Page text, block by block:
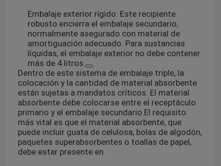
Embalaje exterior rígido: Este recipiente
robusto encierra el embalaje secundario,
normalmente asegurado con material de
amortiguación adecuado. Para sustancias
líquidas, el embalaje exterior no debe contener
más de 4 litros.
Dentro de este sistema de embalaje triple, la
colocación y la cantidad de material absorbente
están sujetas a mandatos críticos. El material
absorbente debe colocarse entre el receptáculo
primario y el embalaje secundario.El requisito
más vital es que el material absorbente, que
puede incluir guata de celulosa, bolas de algodón,
paquetes superabsorbentes o toallas de papel,
debe estar presente en